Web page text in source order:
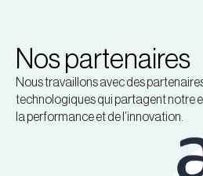
Nos partenaires
Nous travaillons avec des
technologiques qui partagent notre
la performance et de l’innovation.